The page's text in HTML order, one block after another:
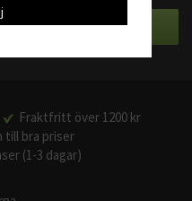
Fraktfritt över 1200 kr
till bra priser
(1-3 dagar)